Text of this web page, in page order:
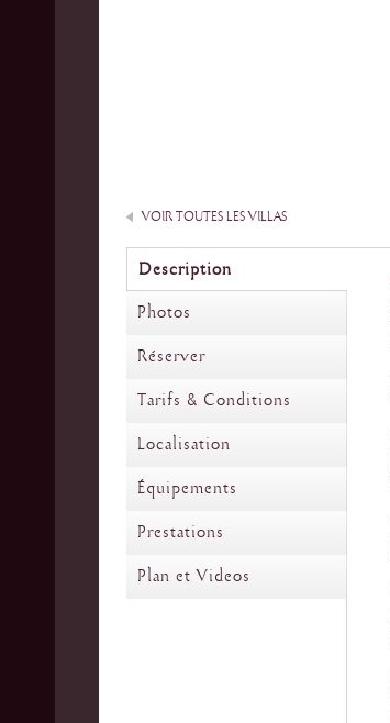
VOIR TOUTES LES VILLAS
Description
Photos
Réserver
Tarifs & Conditions
Localisation
Équipements
Prestations
Plan et Videos